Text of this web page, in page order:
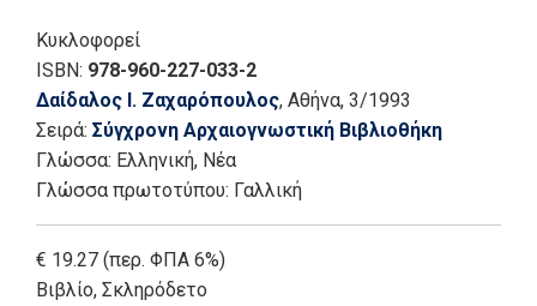
Κυκλοφορεί
ISBN: 978-960-227-033-2
Δαίδαλος Ι. Ζαχαρόπουλος, Αθήνα, 3/1993
Σειρά: Σύγχρονη Αρχαιογνωστική Βιβλιοθήκη
Γλώσσα: Ελληνική, Νέα
Γλώσσα πρωτοτύπου: Γαλλική
€ 19.27 (περ. ΦΠΑ 6%)
Βιβλίο, Σκληρόδετο